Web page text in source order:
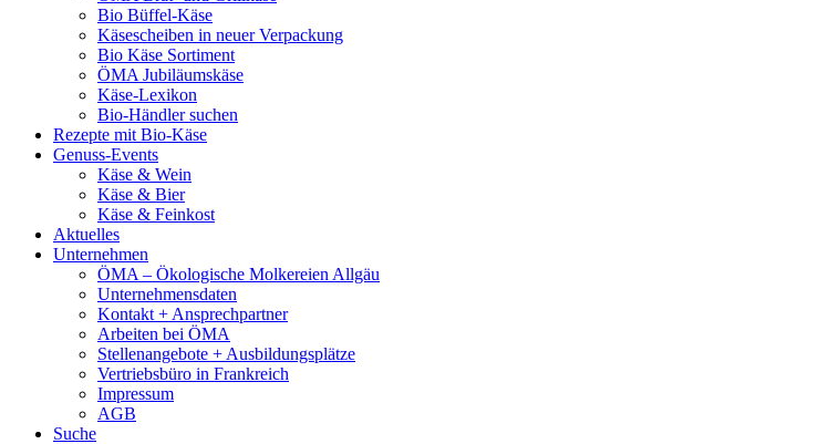
Bio Büffel-Käse
Käsescheiben in neuer Verpackung
Bio Käse Sortiment
ÖMA Jubiläumskäse
Käse-Lexikon
Bio-Händler suchen
Rezepte mit Bio-Käse
Genuss-Events
Käse & Wein
Käse & Bier
Käse & Feinkost
Aktuelles
Unternehmen
ÖMA – Ökologische Molkereien Allgäu
Unternehmensdaten
Kontakt + Ansprechpartner
Arbeiten bei ÖMA
Stellenangebote + Ausbildungsplätze
Vertriebsbüro in Frankreich
Impressum
AGB
Suche